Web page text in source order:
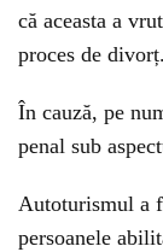
că aceasta a
proces de divorț.
În cauză, pe
penal sub
Autoturismul a
persoanele